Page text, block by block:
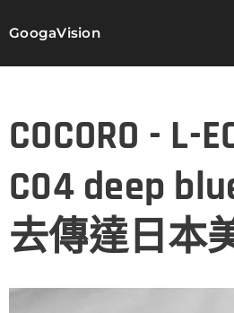
GoogaVision
COCORO - L-
C04 deep
去傳達日本